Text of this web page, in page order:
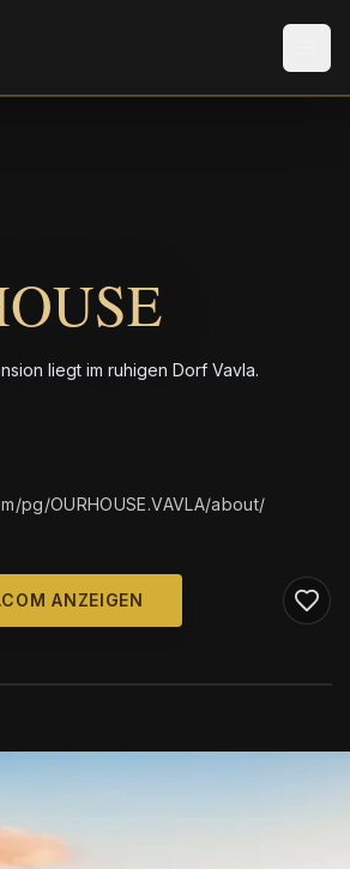
liegt im ruhigen Dorf Vavla.
pg/OURHOUSE.VAVLA/about/
ANZEIGEN